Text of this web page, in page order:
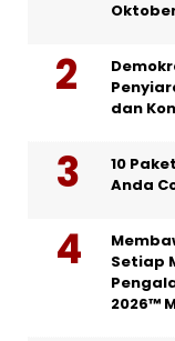
dan
10
Anda
Setiap
2026™